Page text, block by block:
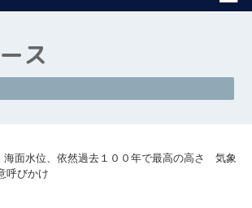
ス
海面水位、依然過去１００年で最高の高さ 気象
呼びかけ